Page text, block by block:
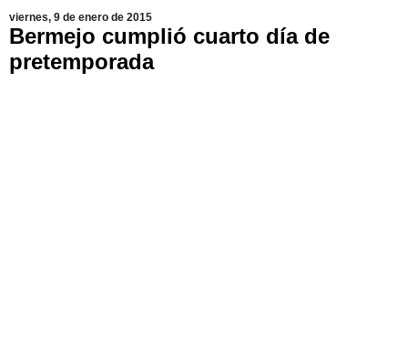
viernes, 9 de enero de 2015
Bermejo cumplió cuarto día de
pretemporada